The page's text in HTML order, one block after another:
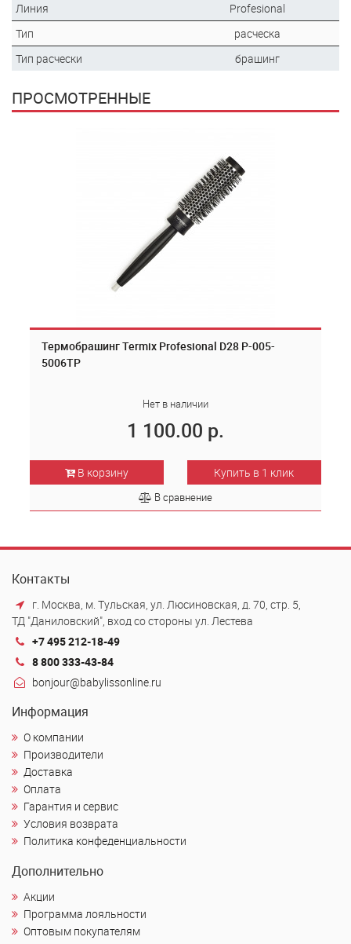
Линия
Profesional
Тип
расческа
Тип расчески
брашинг
ПРОСМОТРЕННЫЕ
Термобрашинг Termix Profesional D28 P-005-
5006TP
Нет в наличии
1 100.00 р.
В корзину Купить в 1 клик
В сравнение
Контакты
г. Москва, м. Тульская, ул. Люсиновская, д. 70, стр. 5,
ТД "Даниловский", вход со стороны ул. Лестева
+7 495 212-18-49
8 800 333-43-84
bonjour@babylissonline.ru
Информация
О компании
Производители
Доставка
Оплата
Гарантия и сервис
Условия возврата
Политика конфеденциальности
Дополнительно
Акции
Программа лояльности
Оптовым покупателям